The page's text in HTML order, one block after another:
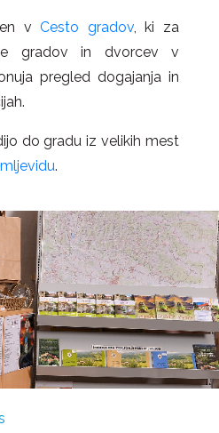
vCesto gradov, ki za
gradov in dvorcev v
pregled dogajanja in
do gradu iz velikih mest
.